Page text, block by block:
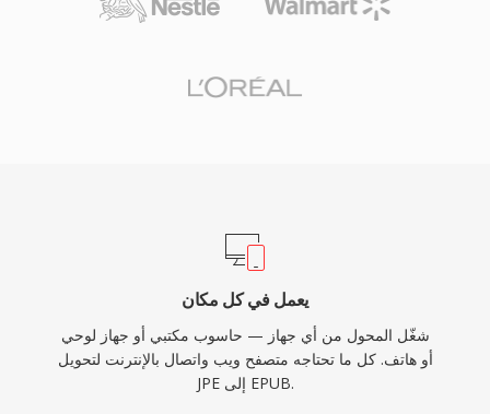
يعمل في كل مكان
شغّل المحول من أي جهاز — حاسوب مكتبي أو جهاز لوحي
أو هاتف. كل ما تحتاجه متصفح ويب واتصال بالإنترنت لتحويل
JPE إلى EPUB.